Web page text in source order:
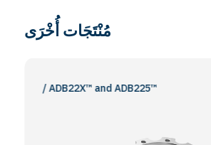
مُنْتَجَات أُخْرَى
/ ADB22X™ and ADB225™